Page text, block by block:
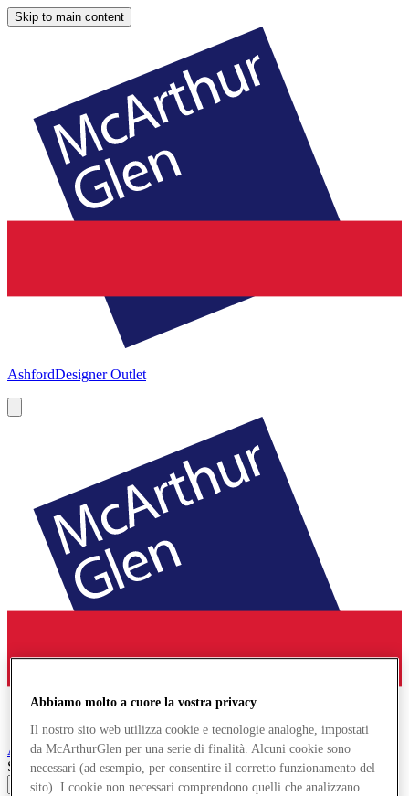
Skip to main content
AshfordDesigner Outlet
AshfordDesigner Outlet
Search input
Abbiamo molto a cuore la vostra privacy
Il nostro sito web utilizza cookie e tecnologie analoghe, impostati
da McArthurGlen per una serie di finalità. Alcuni cookie sono
necessari (ad esempio, per consentire il corretto funzionamento del
sito). I cookie non necessari comprendono quelli che analizzano